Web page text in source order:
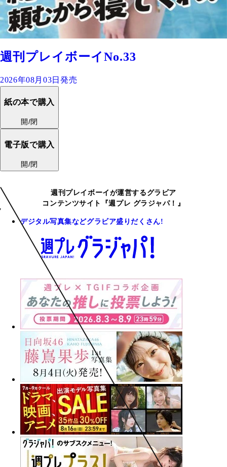
週刊プレイボーイNo.33
2026年08月03日発売
紙の本で購入
開/閉
電子版で購入
開/閉
週刊プレイボーイが運営するグラビア
コンテンツサイト『週プレ グラジャパ！』
デジタル写真集などグラビア盛りだくさん!